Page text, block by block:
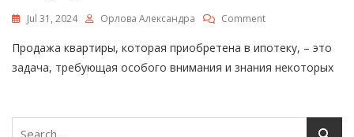
Jul 31, 2024 Орлова Александра CommentOn
Ли
Продать
–
Продажа квартиры, которая приобретена в ипотеку, – это
задача, требующая особого внимания и знания некоторых
Search